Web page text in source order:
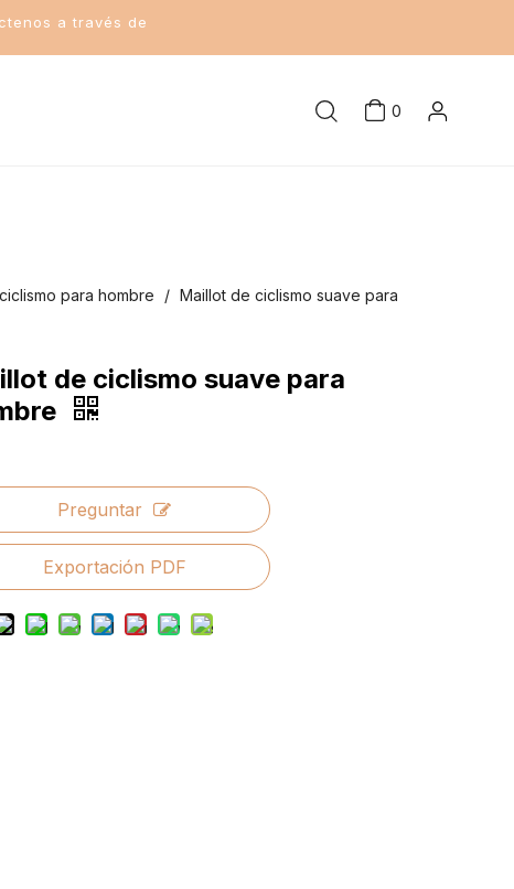
a través de
0
para hombre / Maillot de ciclismo suave para
de ciclismo suave para
Preguntar
Exportación PDF